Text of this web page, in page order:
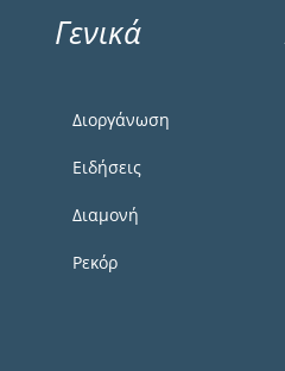
Γενικά
Διοργάνωση
Ειδήσεις
Διαμονή
Ρεκόρ